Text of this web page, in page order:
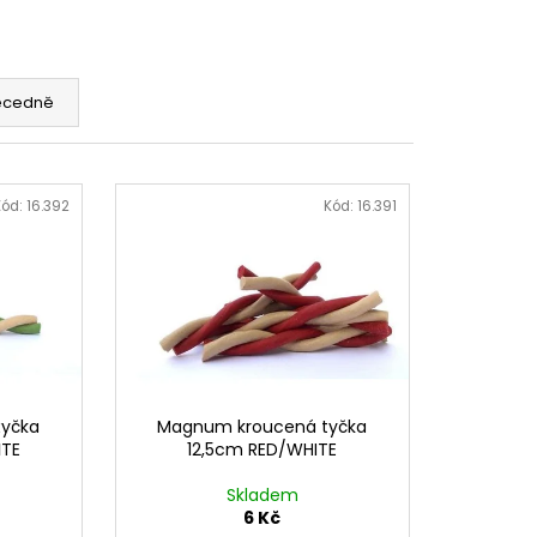
16.392
Magnum kroucená tyčka
12,5cm RED/WHITE
Skladem
6 Kč
Kód: 16.391
YUMMY CHICKEN
100G